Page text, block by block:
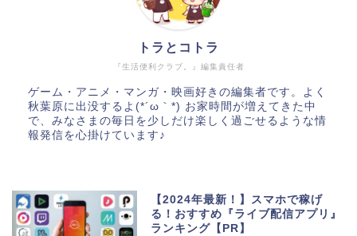
『生活便利クラブ。』編集責任者
トラとコトラ
ゲーム・アニメ・マンガ・映画好きの編集者です。よく
秋葉原に出没するよ(*´ω｀*) お家時間が増えてきた中
で、みなさまの毎日を少しだけ楽しく過ごせるような情
報発信を心掛けています♪
【2024年最新！】スマホで稼げ
る！おすすめ『ライブ配信アプリ』
ランキング【PR】